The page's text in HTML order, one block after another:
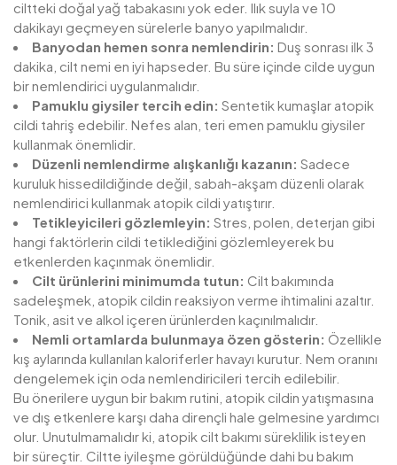
ciltteki doğal yağ tabakasını yok eder. Ilık suyla ve 10
dakikayı geçmeyen sürelerle banyo yapılmalıdır.
Banyodan hemen sonra nemlendirin: Duş sonrası ilk 3
dakika, cilt nemi en iyi hapseder. Bu süre içinde cilde uygun
bir nemlendirici uygulanmalıdır.
Pamuklu giysiler tercih edin: Sentetik kumaşlar atopik
cildi tahriş edebilir. Nefes alan, teri emen pamuklu giysiler
kullanmak önemlidir.
Düzenli nemlendirme alışkanlığı kazanın: Sadece
kuruluk hissedildiğinde değil, sabah-akşam düzenli olarak
nemlendirici kullanmak atopik cildi yatıştırır.
Tetikleyicileri gözlemleyin: Stres, polen, deterjan gibi
hangi faktörlerin cildi tetiklediğini gözlemleyerek bu
etkenlerden kaçınmak önemlidir.
Cilt ürünlerini minimumda tutun: Cilt bakımında
sadeleşmek, atopik cildin reaksiyon verme ihtimalini azaltır.
Tonik, asit ve alkol içeren ürünlerden kaçınılmalıdır.
Nemli ortamlarda bulunmaya özen gösterin: Özellikle
kış aylarında kullanılan kaloriferler havayı kurutur. Nem oranını
dengelemek için oda nemlendiricileri tercih edilebilir.
Bu önerilere uygun bir bakım rutini, atopik cildin yatışmasına
ve dış etkenlere karşı daha dirençli hale gelmesine yardımcı
olur. Unutulmamalıdır ki, atopik cilt bakımı süreklilik isteyen
bir süreçtir. Ciltte iyileşme görüldüğünde dahi bu bakım